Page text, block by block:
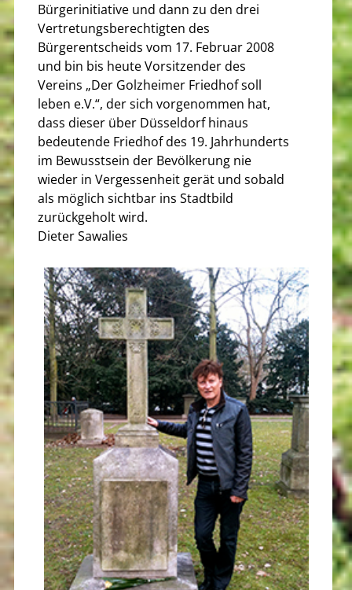
Bürgerinitiative und dann zu den drei
Vertretungsberechtigten des
Bürgerentscheids vom 17. Februar 2008
und bin bis heute Vorsitzender des
Vereins „Der Golzheimer Friedhof soll
leben e.V.“, der sich vorgenommen hat,
dass dieser über Düsseldorf hinaus
bedeutende Friedhof des 19. Jahrhunderts
im Bewusstsein der Bevölkerung nie
wieder in Vergessenheit gerät und sobald
als möglich sichtbar ins Stadtbild
zurückgeholt wird.
Dieter Sawalies